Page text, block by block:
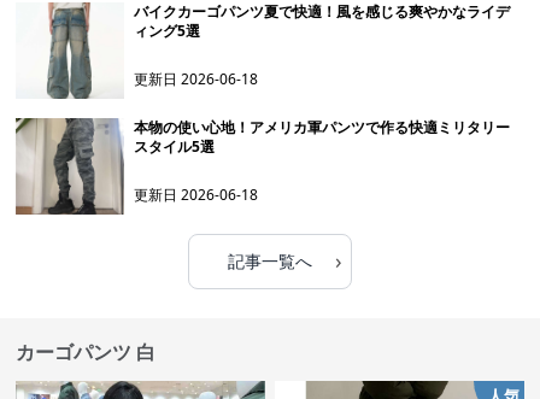
バイクカーゴパンツ夏で快適！風を感じる爽やかなライデ
ィング5選
更新日2026-06-18
本物の使い心地！アメリカ軍パンツで作る快適ミリタリー
スタイル5選
更新日2026-06-18
記事一覧へ ›
カーゴパンツ 白